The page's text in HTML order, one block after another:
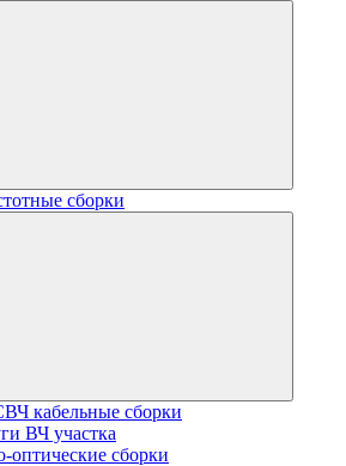
сборки
кабельные сборки
ВЧ участка
оптические сборки